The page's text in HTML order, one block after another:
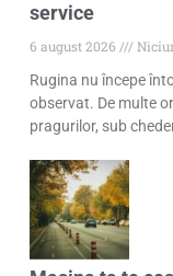
service
6 august 2026
Rugina nu începe
observat. De multe
pragurilor, sub